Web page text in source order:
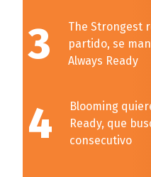
3
The Strongest
partido, se
Always Ready
4
Blooming
Ready, que
consecutivo